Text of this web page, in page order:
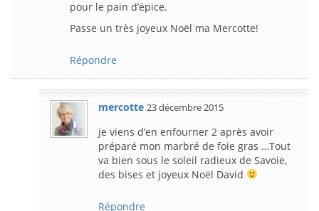
pour le pain d’épice.
Passe un très joyeux Noël ma Mercotte!
Répondre
mercotte 23 décembre 2015
je viens d’en enfourner 2 après avoir
préparé mon marbré de foie gras …Tout
va bien sous le soleil radieux de Savoie,
des bises et joyeux Noël David
Répondre